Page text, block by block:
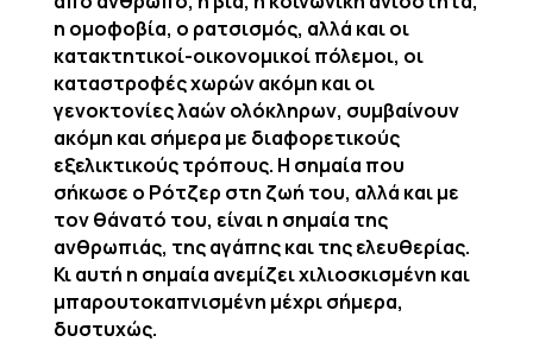
η ομοφοβία, ο ρατσισμός, αλλά και οι
κατακτητικοί-οικονομικοί πόλεμοι, οι
καταστροφές χωρών ακόμη και οι
γενοκτονίες λαών ολόκληρων, συμβαίνουν
ακόμη και σήμερα με διαφορετικούς
εξελικτικούς τρόπους. Η σημαία που
σήκωσε ο Ρότζερ στη ζωή του, αλλά και με
τον θάνατό του, είναι η σημαία της
ανθρωπιάς, της αγάπης και της ελευθερίας.
Κι αυτή η σημαία ανεμίζει χιλιοσκισμένη και
μπαρουτοκαπνισμένη μέχρι σήμερα,
δυστυχώς.